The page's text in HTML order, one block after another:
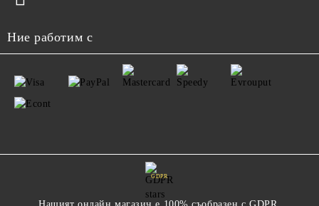
Ние работим с
GDPR